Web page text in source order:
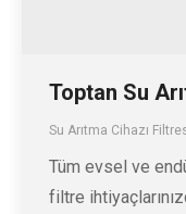
Toptan Su
Su Arıtma Cihazı
Tüm evsel ve
filtre